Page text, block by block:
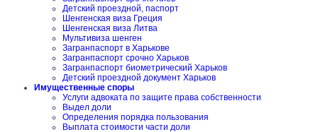
Детский проездной, паспорт
Шенгенская виза Греция
Шенгенская виза Литва
Мультивиза шенген
Загранпаспорт в Харькове
Загранпаспорт срочно Харьков
Загранпаспорт биометрический Харьков
Детский проездной документ Харьков
Имущественные споры
Услуги адвоката по защите права собственности
Выдел доли
Определения порядка пользования
Выплата стоимости части доли